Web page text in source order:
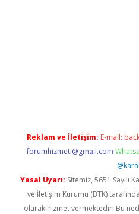
Reklam ve İletişim: E-mail:
forumhizmeti@gmail.com
Yasal Uyarı: Sitemiz, 5651 Sayılı
ve İletişim Kurumu (BTK)
olarak hizmet vermektedir. Bu